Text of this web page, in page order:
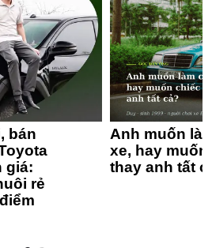
bán
giá:
rẻ
Anh muốn
xe, hay
thay anh tất